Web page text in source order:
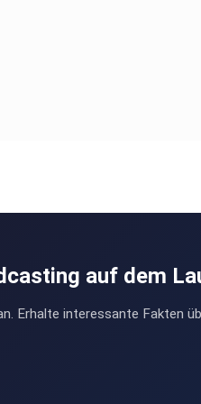
auf dem
Erhalte interessante Fakten